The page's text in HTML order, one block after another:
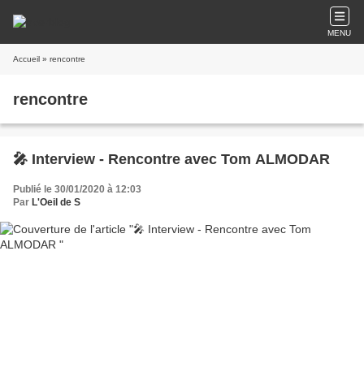
MENU
Accueil » rencontre
rencontre
🎤 Interview - Rencontre avec Tom ALMODAR
Publié le 30/01/2020 à 12:03
Par L'Oeil de S